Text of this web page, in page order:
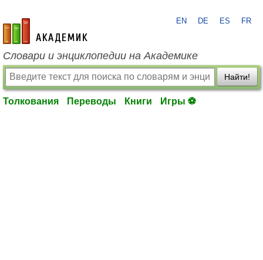
academic.ru
EN DE ES FR
Словари и энциклопедии на Академике
Найти!
Толкования Переводы Книги Игры ⚽